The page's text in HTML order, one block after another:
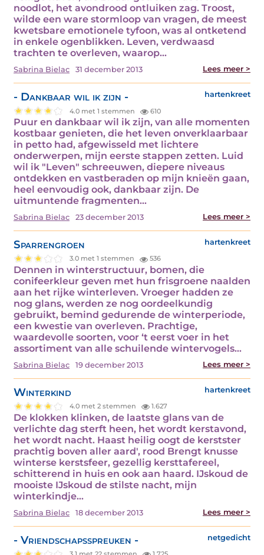
noodlot, het avondrood ontluiken zag. Troost,
wilde een ware stormloop van vragen, de meest
kwetsbare emotionele tyfoon, was al ontketend
in enkele ogenblikken. Leven, verdwaasd
trachten te overleven, waarop…
Sabrina Bielac 31 december 2013 Lees meer >
- Dankbaar wil ik zijn - hartenkreet
4.0 met 1 stemmen 610
Puur en dankbaar wil ik zijn, van alle momenten
kostbaar genieten, die het leven onverklaarbaar
in petto had, afgewisseld met lichtere
onderwerpen, mijn eerste stappen zetten. Luid
wil ik "Leven" schreeuwen, diepere niveaus
ontdekken en vastberaden op mijn knieën gaan,
heel eenvoudig ook, dankbaar zijn. De
uitmuntende fragmenten…
Sabrina Bielac 23 december 2013 Lees meer >
Sparrengroen hartenkreet
3.0 met 1 stemmen 536
Dennen in winterstructuur, bomen, die
conifeerkleur geven met hun frisgroene naalden
aan het rijke winterleven. Vroeger hadden ze
nog glans, werden ze nog oordeelkundig
gebruikt, bemind gedurende de winterperiode,
een kwestie van overleven. Prachtige,
waardevolle soorten, voor ‘t eerst voer in het
assortiment van alle schuilende wintervogels…
Sabrina Bielac 19 december 2013 Lees meer >
Winterkind hartenkreet
4.0 met 2 stemmen 1.627
De klokken klinken, de laatste glans van de
verlichte dag sterft heen, het wordt kerstavond,
het wordt nacht. Haast heilig oogt de kerstster
prachtig boven aller aard', rood Brengt knusse
winterse kerstsfeer, gezellig kersttafereel,
schitterend in huis en ook aan haard. IJskoud de
mooiste IJskoud de stilste nacht, mijn
winterkindje…
Sabrina Bielac 18 december 2013 Lees meer >
- Vriendschapsspreuken - netgedicht